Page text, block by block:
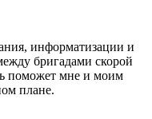
информатизации и
бригадами скорой
поможет мне и моим
плане.